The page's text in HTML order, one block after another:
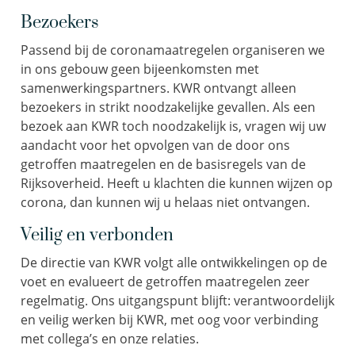
Bezoekers
Passend bij de coronamaatregelen organiseren we
in ons gebouw geen bijeenkomsten met
samenwerkingspartners. KWR ontvangt alleen
bezoekers in strikt noodzakelijke gevallen. Als een
bezoek aan KWR toch noodzakelijk is, vragen wij uw
aandacht voor het opvolgen van de door ons
getroffen maatregelen en de basisregels van de
Rijksoverheid. Heeft u klachten die kunnen wijzen op
corona, dan kunnen wij u helaas niet ontvangen.
Veilig en verbonden
De directie van KWR volgt alle ontwikkelingen op de
voet en evalueert de getroffen maatregelen zeer
regelmatig. Ons uitgangspunt blijft: verantwoordelijk
en veilig werken bij KWR, met oog voor verbinding
met collega’s en onze relaties.